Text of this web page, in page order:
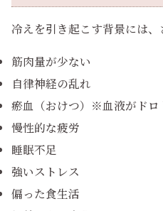
冷えを引き起こす背景には、
筋肉量が少ない
自律神経の乱れ
瘀血（おけつ）※血液がドロ
慢性的な疲労
睡眠不足
強いストレス
偏った食生活